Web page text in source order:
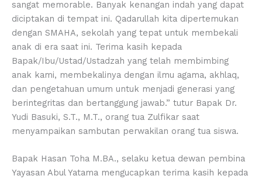
sangat memorable. Banyak kenangan indah yang dapat
diciptakan di tempat ini. Qadarullah kita dipertemukan
dengan SMAHA, sekolah yang tepat untuk membekali
anak di era saat ini. Terima kasih kepada
Bapak/Ibu/Ustad/Ustadzah yang telah membimbing
anak kami, membekalinya dengan ilmu agama, akhlaq,
dan pengetahuan umum untuk menjadi generasi yang
berintegritas dan bertanggung jawab.” tutur Bapak Dr.
Yudi Basuki, S.T., M.T., orang tua Zulfikar saat
menyampaikan sambutan perwakilan orang tua siswa.
Bapak Hasan Toha M.BA., selaku ketua dewan pembina
Yayasan Abul Yatama mengucapkan terima kasih kepada